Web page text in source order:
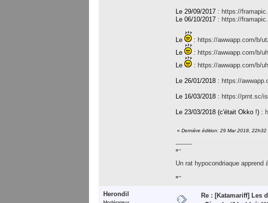
Le 29/09/2017 : https://
Le 06/10/2017 : https://
Le : https://awwapp.com/b/
Le
: https://awwapp.com/b/
Le
: https://awwapp.com/b/
Le 26/01/2018 : https://
Le 16/03/2018 : https://prnt.sc/
Le 23/03/2018 (c'était Okko !) :
« Dernière édition: 29 Mar 2018, 22h32
-----------
¤~
Un rat hypocondriaque apprend
¤~
Herondil Re : [Katamariff] Les